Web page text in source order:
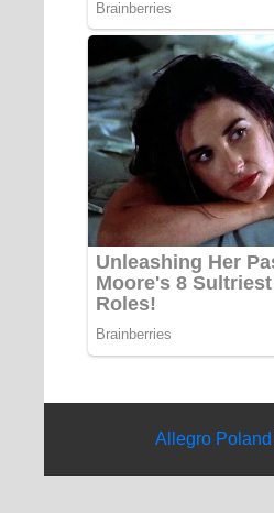
Allegro Poland